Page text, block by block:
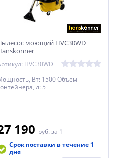
моющий HVC30WD
HVC30WD
Вт: 1500 Объем
л: 5
190 руб. за 1
Срок поставки в течение 1
дня